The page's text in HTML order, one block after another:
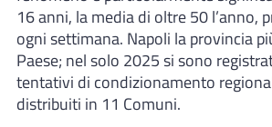
16 anni, la media di oltre 50 l’anno,
ogni settimana. Napoli la provincia
Paese; nel solo 2025 si sono
tentativi di condizionamento
distribuiti in 11 Comuni.